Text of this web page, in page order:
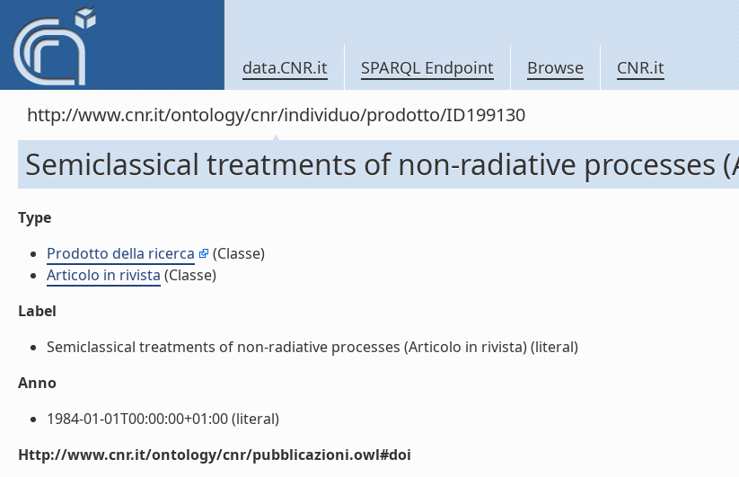
data.CNR.it SPARQL Endpoint Browse CNR.it
http://www.cnr.it/ontology/cnr/individuo/prodotto/ID199130
Semiclassical treatments of non-radiative processes
Type
Prodotto della ricerca
(Classe)
Articolo in rivista (Classe)
Label
Semiclassical treatments of non-radiative processes (Articolo in rivista) (literal)
Anno
1984-01-01T00:00:00+01:00 (literal)
Http://www.cnr.it/ontology/cnr/pubblicazioni.owl#doi